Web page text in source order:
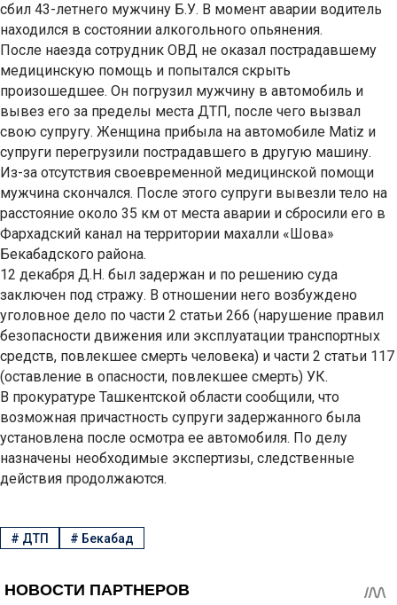
сбил 43-летнего мужчину Б.У. В момент аварии водитель
находился в состоянии алкогольного опьянения.
После наезда сотрудник ОВД не оказал пострадавшему
медицинскую помощь и попытался скрыть
произошедшее. Он погрузил мужчину в автомобиль и
вывез его за пределы места ДТП, после чего вызвал
свою супругу. Женщина прибыла на автомобиле Matiz и
супруги перегрузили пострадавшего в другую машину.
Из-за отсутствия своевременной медицинской помощи
мужчина скончался. После этого супруги вывезли тело на
расстояние около 35 км от места аварии и сбросили его в
Фархадский канал на территории махалли «Шова»
Бекабадского района.
12 декабря Д.Н. был задержан и по решению суда
заключен под стражу. В отношении него возбуждено
уголовное дело по части 2 статьи 266 (нарушение правил
безопасности движения или эксплуатации транспортных
средств, повлекшее смерть человека) и части 2 статьи 117
(оставление в опасности, повлекшее смерть) УК.
В прокуратуре Ташкентской области сообщили, что
возможная причастность супруги задержанного была
установлена после осмотра ее автомобиля. По делу
назначены необходимые экспертизы, следственные
действия продолжаются.
# ДТП # Бекабад